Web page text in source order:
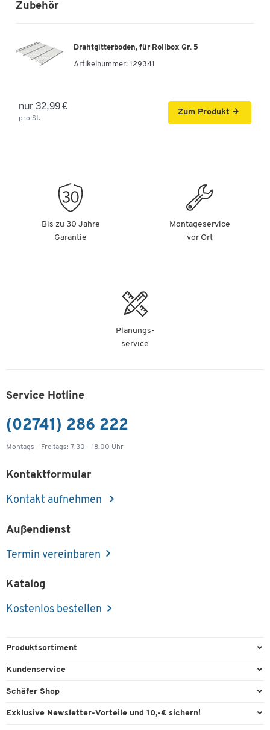
Zubehör
Drahtgitterboden, für Rollbox Gr. 5
Artikelnummer: 129341
nur 32,99 €
pro St.
Zum Produkt
Bis zu 30 Jahre
Garantie
Montageservice
vor Ort
Planungs-
service
Service Hotline
(02741) 286 222
Montags - Freitags: 7.30 - 18.00 Uhr
Kontaktformular
Kontakt aufnehmen
Außendienst
Termin vereinbaren
Katalog
Kostenlos bestellen
Produktsortiment
Büroausstattung
Kundenservice
Direktbestellung
Schäfer Shop
Services & Leistungen
Exklusive Newsletter-Vorteile und 10,-€ sichern!